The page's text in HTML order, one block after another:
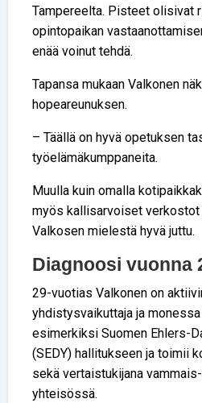
Tampereelta. Pisteet olisivat
opintopaikan
enää voinut tehdä.
Tapansa mukaan Valkonen
hopeareunuksen.
– Täällä on hyvä opetuksen
työelämäkumppaneita.
Muulla kuin omalla
myös kallisarvoiset verkostot
Valkosen mielestä hyvä juttu.
Diagnoosi vuonna
29-vuotias Valkonen on
yhdistysvaikuttaja ja monessa
esimerkiksi Suomen Ehlers-
(SEDY) hallitukseen ja toimii
sekä vertaistukijana
yhteisössä.